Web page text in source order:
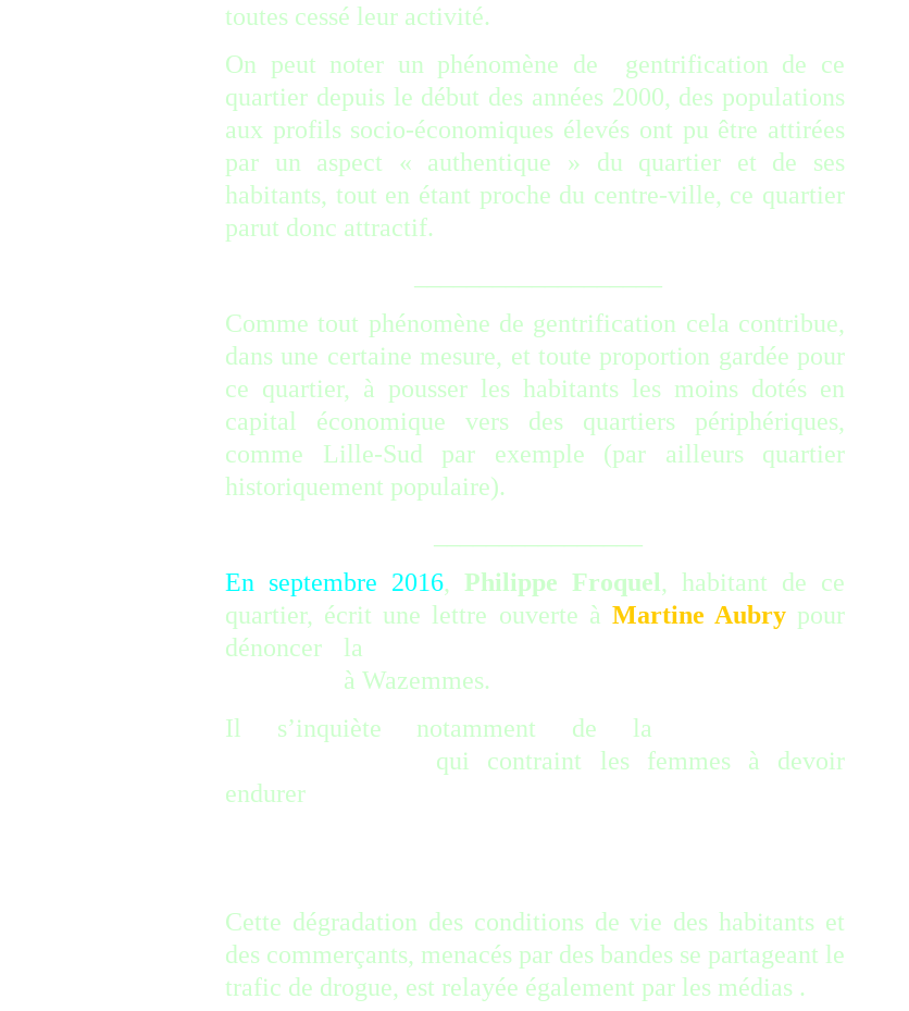
toutes cessé leur activité.
On peut noter un phénomène de gentrification de ce
quartier depuis le début des années 2000, des populations
aux profils socio-économiques élevés ont pu être attirées
par un aspect « authentique » du quartier et de ses
habitants, tout en étant proche du centre-ville, ce quartier
parut donc attractif.
Comme tout phénomène de gentrification cela contribue,
dans une certaine mesure, et toute proportion gardée pour
ce quartier, à pousser les habitants les moins dotés en
capital économique vers des quartiers périphériques,
comme Lille-Sud par exemple (par ailleurs quartier
historiquement populaire).
En septembre 2016, Philippe Froquel, habitant de ce
quartier, écrit une lettre ouverte à Martine Aubrypour
dénoncer la
à Wazemmes.
Il s’inquiète notamment de la
qui contraint les femmes à devoir
endurer
Cette dégradation des conditions de vie des habitants et
des commerçants, menacés par des bandes se partageant le
trafic de drogue, est relayée également par les médias .